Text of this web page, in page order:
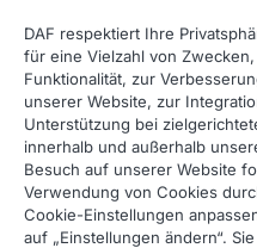
DAF respektiert Ihre
für eine Vielzahl von
Funktionalität, zur
unserer Website, zur
Unterstützung bei
innerhalb und außerhalb
Besuch auf unserer Website
Verwendung von Cookies
Cookie-Einstellungen
auf „Einstellungen ändern“.